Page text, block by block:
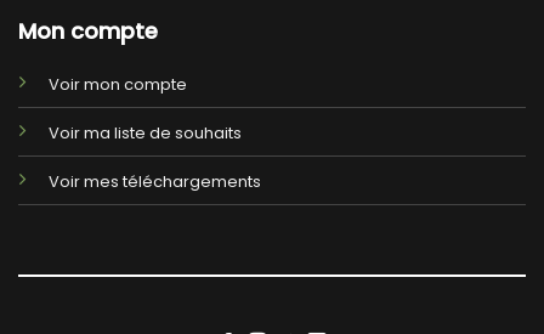
Mon compte
Voir mon compte
Voir ma liste de souhaits
Voir mes téléchargements